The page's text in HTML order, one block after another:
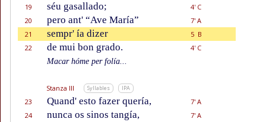
19
séu gasallado;
4' C
20
pero ant' “Ave María”
7' A
21
sempr' ía dizer
5 B
22
de mui bon grado.
4' C
Macar hóme per folía...
Stanza III Syllables IPA
23 Quand' esto fazer quería,
7' A
24
nunca os sinos tangía,
7' A